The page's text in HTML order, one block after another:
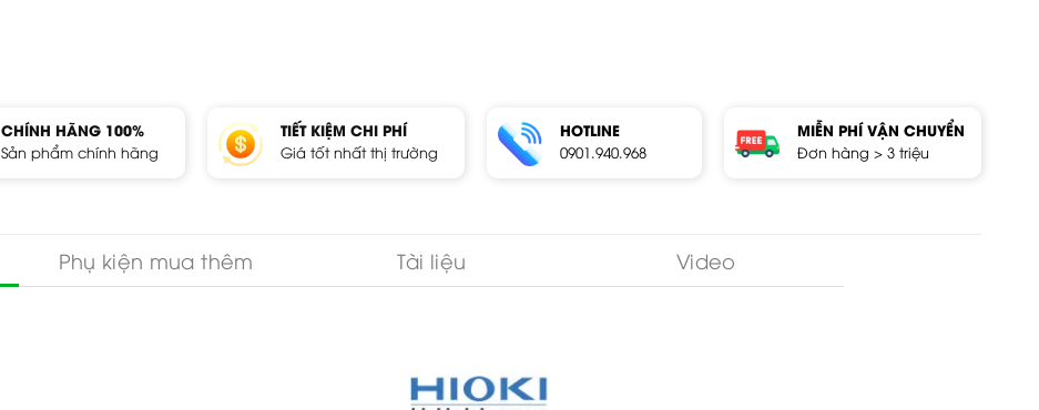
CHÍNH HÃNG 100%
Sản phẩm chính hãng
TIẾT KIỆM CHI PHÍ
Giá tốt nhất thị trường
HOTLINE
0901.940.968
MIỄN PHÍ VẬN CHUYỂN
Đơn hàng > 3 triệu
Phụ kiện mua thêm Tài liệu Video